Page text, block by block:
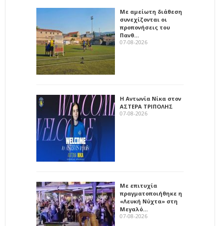
Με αμείωτη διάθεση
συνεχίζονται οι
προπονήσεις του
Πανθ…
07-08-2026
Η Αντωνία Νίκα στον
ΑΣΤΕΡΑ ΤΡΙΠΟΛΗΣ
07-08-2026
Με επιτυχία
πραγματοποιήθηκε η
«Λευκή Νύχτα» στη
Μεγαλό…
07-08-2026